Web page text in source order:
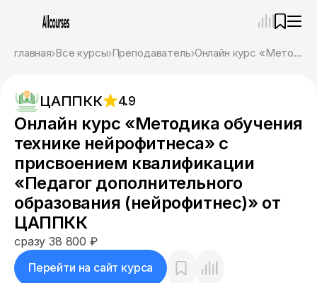
главная Все курсы Преподаватель Онлайн курс «Методика обучения технике нейрофитнеса» с присвоением квалификации «Педагог дополнительного образования (нейрофитнес)» от ЦАППКК
ЦАППКК 4.9
Онлайн курс «Методика обучения
технике нейрофитнеса» с
присвоением квалификации
«Педагог дополнительного
образования (нейрофитнес)» от
ЦАППКК
сразу 38 800 ₽
Перейти на сайт курса
Привет! Я Ваш карьерный навигатор. Подберу
курсы, которые соответствует именно вашим
целям.
Пожалуйста, ответьте на несколько вопросов,
Приступим?